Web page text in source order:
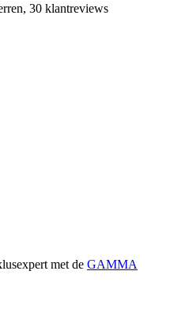
30 klantreviews
met de GAMMA